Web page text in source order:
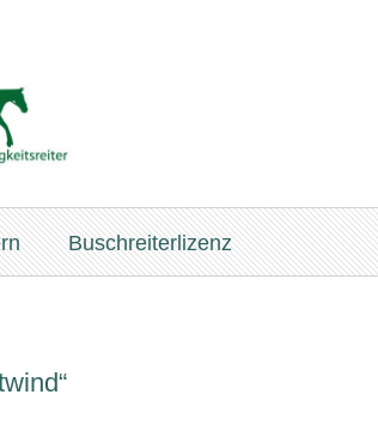
Buschreiterlizenz